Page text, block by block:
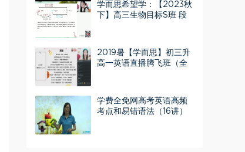
学而思希望学：【2023秋
下】高三生物目标S班 段
2019暑【学而思】初三升
高一英语直播腾飞班（全
学费全免网高考英语高频
考点和易错语法（16讲）